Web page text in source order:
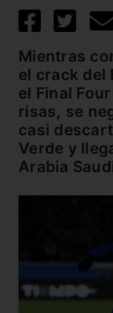
Mientras
el crack del
el Final
risas, se
casi
Verde y
Arabia